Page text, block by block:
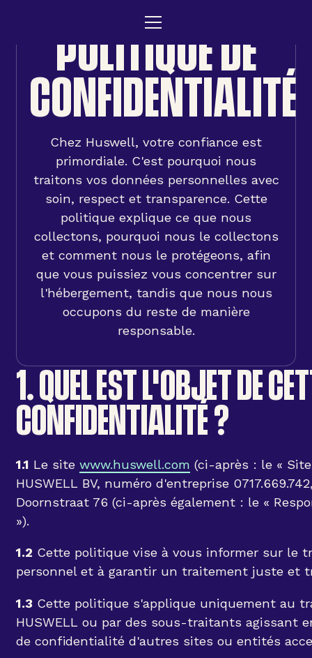
POLITIQUE DE
CONFIDENTIALITÉ
Chez Huswell, votre confiance est
primordiale. C'est pourquoi nous
traitons vos données personnelles avec
soin, respect et transparence. Cette
politique explique ce que nous
collectons, pourquoi nous le collectons
et comment nous le protégeons, afin
que vous puissiez vous concentrer sur
l'hébergement, tandis que nous nous
occupons du reste de manière
responsable.
1. QUEL EST L'OBJET DE
CONFIDENTIALITÉ ?
1.1 Le site www.huswell.com (ci-après : le «
HUSWELL BV, numéro d'entreprise
Doornstraat 76 (ci-après également : le «
»).
1.2 Cette politique vise à vous informer sur le
personnel et à garantir un traitement juste et
1.3Cette politique s'applique uniquement au
HUSWELL ou par des sous-traitants agissant
de confidentialité d'autres sites ou entités